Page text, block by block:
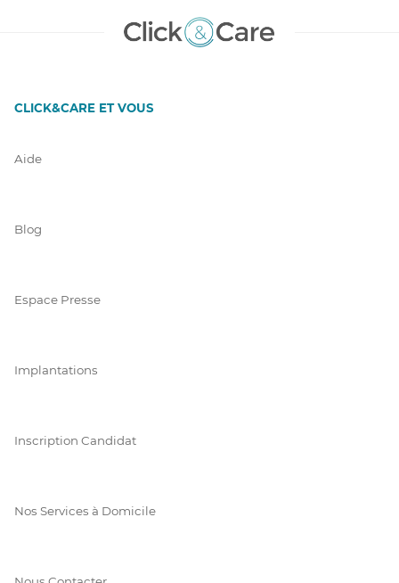
CLICK&CARE ET VOUS
Aide
Blog
Espace Presse
Implantations
Inscription Candidat
Nos Services à Domicile